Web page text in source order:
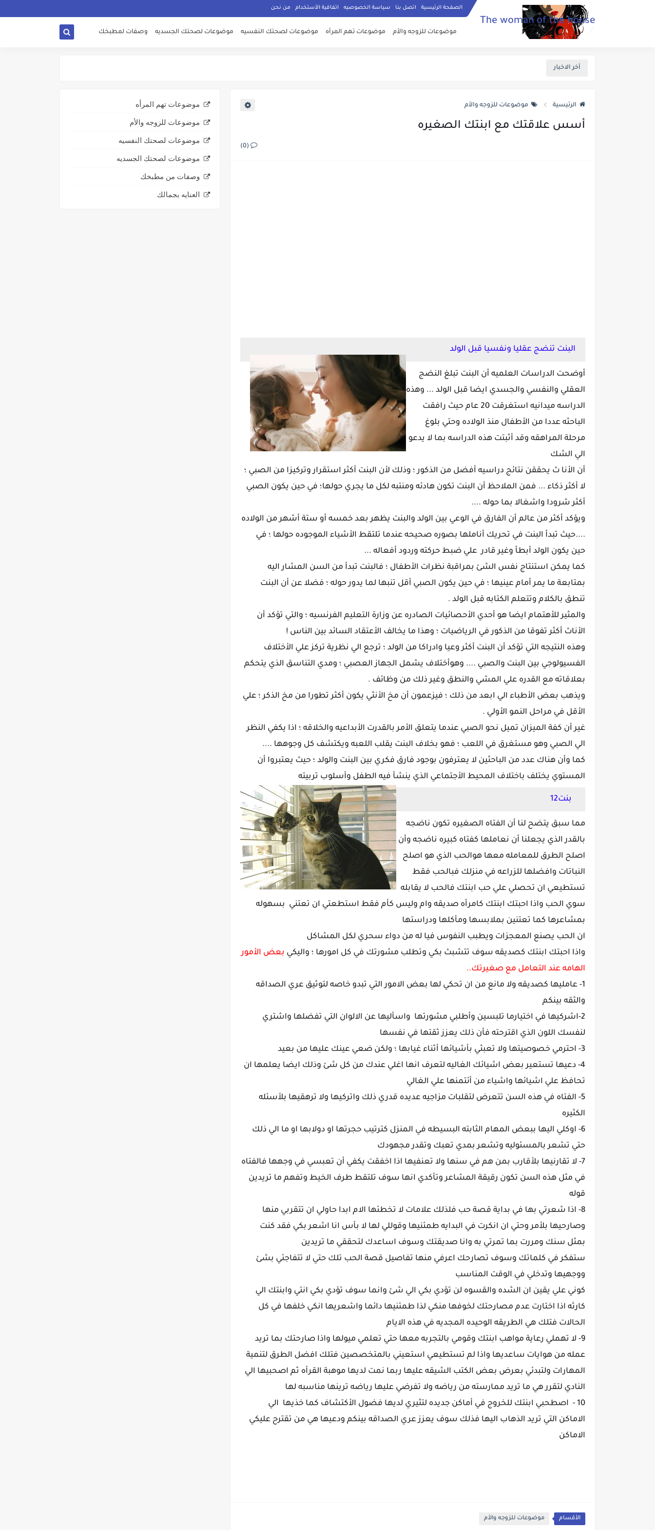
الصفحة الرئيسية اتصل بنا سياسة الخصوصيه اتفاقية الأستخدام من نحن
The woman of the house
موضوعات للزوجه والأم موضوعات تهم المرأه موضوعات لصحتك النفسيه موضوعات لصحتك الجسديه وصفات لمطبخك
أخر الاخبار
الرئيسية موضوعات للزوجه والأم
أسس علاقتك مع ابنتك الصغيره
(0)
البنت تنضج عقليا ونفسيا قبل الولد
أوضحت الدراسات العلميه أن البنت تبلغ النضج
العقلي والنفسي والجسدي ايضا قبل الولد ... وهذه
الدراسه ميدانيه استغرقت 20 عام حيث رافقت
الباحثه عددا من الأطفال منذ الولاده وحتي بلوغ
مرحلة المراهقه وقد أثبتت هذه الدراسه بما لا يدعو
الي الشك
أن الأنا ث يحققن نتائج دراسيه أفضل من الذكور ؛ وذلك لأن البنت أكثر استقرار وتركيزا من الصبي ؛
لا أكثر ذكاء ... فمن الملاحظ أن البنت تكون هادئه ومنتبه لكل ما يجري حولها؛ في حين يكون الصبي
أكثر شرودا واشغالا بما حوله ....
ويؤكد أكثر من عالم أن الفارق في الوعي بين الولد والبنت يظهر بعد خمسه أو ستة أشهر من الولاده
....حيث تبدأ البنت في تحريك أناملها بصوره صحيحه عندما تلتقط الأشياء الموجوده حولها ؛ في
حين يكون الولد أبطأ وغير قادر علي ضبط حركته وردود أفعاله ...
كما يمكن استنتاج نفس الشئ بمراقبة نظرات الأطفال ؛ فالبنت تبدأ من السن المشار اليه
بمتابعة ما يمر أمام عينيها ؛ في حين يكون الصبي أقل تنبها لما يدور حوله ؛ فضلا عن أن البنت
تنطق بالكلام وتتعلم الكتابه قبل الولد .
والمثير للأهتمام ايضا هو أحدي الأحصائيات الصادره عن وزارة التعليم الفرنسيه ؛ والتي تؤكد أن
الأناث أكثر تفوقا من الذكور في الرياضيات ؛ وهذا ما يخالف الأعتقاد السائد بين الناس !
وهذه النتيجه التي تؤكد أن البنت أكثر وعيا وادراكا من الولد ؛ ترجع الي نظرية تركز علي الأختلاف
الفسيولوجي بين البنت والصبي .... وهوأختلاف يشمل الجهاز العصبي ؛ ومدي التناسق الذي يتحكم
بعلاقاته مع القدره علي المشي والنطق وغير ذلك من وظائف .
ويذهب بعض الأطباء الي ابعد من ذلك ؛ فيزعمون أن مخ الأنثي يكون أكثر تطورا من مخ الذكر ؛ علي
الأقل في مراحل النمو الأولي .
غير أن كفة الميزان تميل نحو الصبي عندما يتعلق الأمر بالقدرت الأبداعيه والخلاقه ؛ اذا يكفي النظر
الي الصبي وهو مستغرق في اللعب ؛ فهو بخلاف البنت يقلب اللعبه ويكتشف كل وجوهها ....
كما وأن هناك عدد من الباحثين لا يعترفون بوجود فارق فكري بين البنت والولد ؛ حيث يعتبروا أن
المستوي يختلف باختلاف المحيط الأجتماعي الذي ينشأ فيه الطفل وأسلوب تربيته
بنت12
مما سبق يتضح لنا أن الفتاه الصغيره تكون ناضجه
بالقدر الذي يجعلنا أن نعاملها كفتاه كبيره ناضجه وأن
اصلح الطرق للمعامله معها هوالحب الذي هو اصلح
النباتات وافضلها للزراعه في منزلك فبالحب فقط
تستطيعي ان تحصلي علي حب ابنتك فالحب لا يقابله
سوي الحب واذا احبتك ابنتك كامرأه صديقه وام وليس كأم فقط استطعتي ان تعتني بسهوله
بمشاعرها كما تعتنين بملابسها ومأكلها ودراستها
ان الحب يصنع المعجزات ويطبب النفوس فيا له من دواء سحري لكل المشاكل
واذا احبتك ابنتك كصديقه سوف تتشبث بكي وتطلب مشورتك في كل امورها ؛ واليكي بعض الأمور
الهامه عند التعامل مع صغيرتك..
1- عامليها كصديقه ولا مانع من ان تحكي لها بعض الامور التي تبدو خاصه لتوثيق عري الصداقه
والثقه بينكم
2-اشركيها في اختيارما تلبسين وأطلبي مشورتها واسأليها عن الالوان التي تفضلها واشتري
لنفسك اللون الذي اقترحته فأن ذلك يعزز ثقتها في نفسها
3- احترمي خصوصيتها ولا تعبثي بأشيائها أثناء غيابها ؛ ولكن ضعي عينك عليها من بعيد
4- دعيها تستعير بعض اشيائك الغاليه لتعرف انها اغلي عندك من كل شئ وذلك ايضا يعلمها ان
تحافظ علي اشيائها واشياء من أئتمنها علي الغالي
5- الفتاه في هذه السن تتعرض لتقلبات مزاجيه عديده قدري ذلك واتركيها ولا ترهقيها بلأسئله
الكثيره
6- اوكلي اليها ببعض المهام الثابته البسيطه في المنزل كترتيب حجرتها او دولابها او ما الي ذلك
حتي تشعر بالمسئوليه وتشعر بمدي تعبك وتقدر مجهودك
7- لا تقارنيها بلأقارب بمن هم في سنها ولا تعنفيها اذا اخفقت يكفي أن تعبسي في وجهها فالفتاه
في مثل هذه السن تكون رقيقة المشاعر وتأكدي انها سوف تلتقط طرف الخيط وتفهم ما تريدين
قوله
8- اذا شعرتي بها في بداية قصة حب فلذلك علامات لا تخطئها الام ابدا حاولي ان تتقربي منها
وصارحيها بلأمر وحتي ان انكرت في البدايه طمئنيها وقوللي لها لا بأس انا اشعر بكي فقد كنت
بمثل سنك ومررت بما تمرتي به وانا صديقتك وسوف اساعدك لتحققي ما تريدين
ستفكر في كلماتك وسوف تصارحك اعرفي منها تفاصيل قصة الحب تلك حتي لا تتفاجئي بشئ
ووجهيها وتدخلي في الوقت المناسب
كوني علي يقين ان الشده والقسوه لن تؤدي بكي الي شئ وانما سوف تؤدي بكي انتي وابنتك الي
كارثه اذا اختارت عدم مصارحتك لخوفها منكي لذا طمئنيها دائما واشعريها انكي خلفها في كل
الحالات فتلك هي الطريقه الوحيده المجديه في هذه الايام
9- لا تهملي رعاية مواهب ابنتك وقومي بالتجربه معها حتي تعلمي ميولها واذا صارحتك بما تريد
عمله من هوايات ساعديها واذا لم تستطيعي استعيني بالمتخصصين فتلك افضل الطرق لتنمية
المهارات ولتبدئي بعرض بعض الكتب الشيقه عليها ربما نمت لديها موهبة القرأه ثم اصحبيها الي
النادي لتقرر هي ما تريد ممارسته من رياضه ولا تفرضي عليها رياضه ترينها مناسبه لها
10 - اصطحبي ابنتك للخروج في أماكن جديده لتثيري لديها فضول الأكتشاف كما خذيها الي
الاماكن التي تريد الذهاب اليها فذلك سوف يعزز عري الصداقه بينكم ودعيها هي من تقترح عليكي
الاماكن
الأقسام موضوعات للزوجه والأم
موضوعات تهم المرأه
موضوعات للزوجه والأم
موضوعات لصحتك النفسيه
موضوعات لصحتك الجسديه
وصفات من مطبخك
العنايه بجمالك